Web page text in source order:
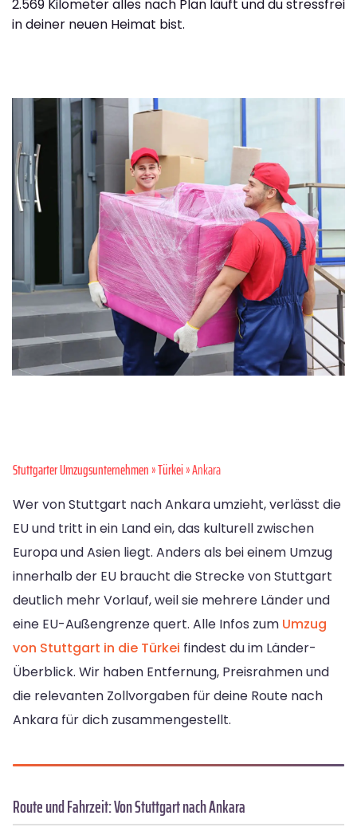
2.569 Kilometer alles nach Plan läuft und du stressfrei
in deiner neuen Heimat bist.
Stuttgarter Umzugsunternehmen»Türkei» Ankara
Wer von Stuttgart nach Ankara umzieht, verlässt die
EU und tritt in ein Land ein, das kulturell zwischen
Europa und Asien liegt. Anders als bei einem Umzug
innerhalb der EU braucht die Strecke von Stuttgart
deutlich mehr Vorlauf, weil sie mehrere Länder und
eine EU-Außengrenze quert. Alle Infos zum Umzug
von Stuttgart in die Türkei findest du im Länder-
Überblick. Wir haben Entfernung, Preisrahmen und
die relevanten Zollvorgaben für deine Route nach
Ankara für dich zusammengestellt.
Route und Fahrzeit: Von Stuttgart nach Ankara